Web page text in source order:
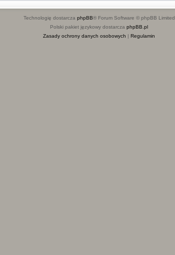
Technologię dostarcza phpBB® Forum Software © phpBB Limited
Polski pakiet językowy dostarcza phpBB.pl
Zasady ochrony danych osobowych | Regulamin